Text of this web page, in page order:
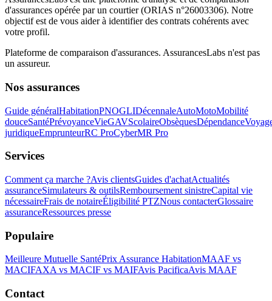
d'assurances opérée par un courtier (ORIAS n°26003306). Notre
objectif est de vous aider à identifier des contrats cohérents avec
votre profil.
Plateforme de comparaison d'assurances. AssurancesLabs n'est pas
un assureur.
Nos assurances
Guide généralHabitationPNOGLIDécennaleAutoMotoMobilité
douceSantéPrévoyanceVieGAVScolaireObsèquesDépendance
juridiqueEmprunteurRC ProCyberMR Pro
Services
Comment ça marche ?Avis clientsGuides d'achatActualités
assuranceSimulateurs & outilsRemboursement sinistreCapital vie
nécessaireFrais de notaireÉligibilité PTZNous contacterGlossaire
assuranceRessources presse
Populaire
Meilleure Mutuelle SantéPrix Assurance HabitationMAAF vs
MACIFAXA vs MACIF vs MAIFAvis PacificaAvis MAAF
Contact